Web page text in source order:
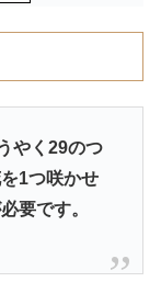
やく29のつ
1つ咲かせ
要です。